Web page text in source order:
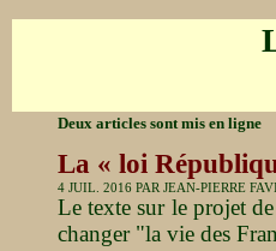
Deux articles sont mis en
La « loi
4 JUIL. 2016 PAR JEAN-PIERRE
Le texte sur le projet
changer "la vie des